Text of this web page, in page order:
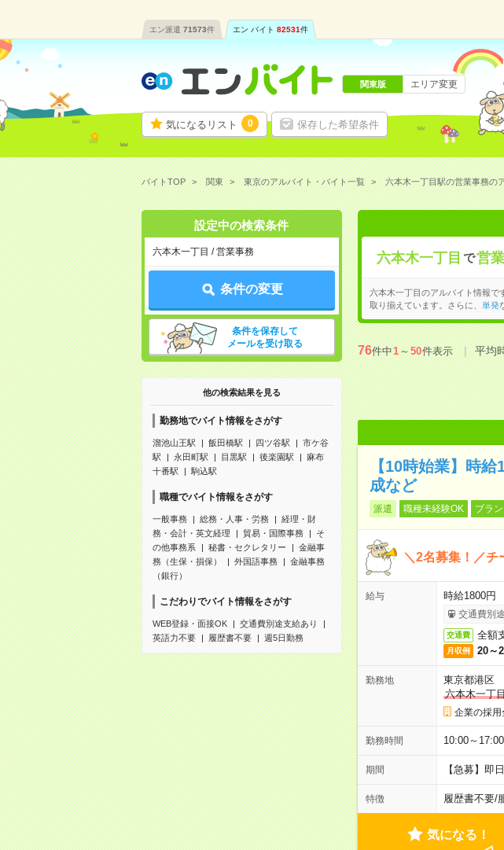
エン派遣 71573件 エン バイト 82531件
気になるリスト 0 保存した希望条件
関東版 エリア変更
バイトTOP 関東 東京のアルバイト・バイト一覧 六本木一丁目駅の営業事務の
設定中の検索条件
六本木一丁目 / 営業事務
条件の変更
条件を保存して
メールを受け取る
他の検索結果を見る
勤務地でバイト情報をさがす
溜池山王駅 飯田橋駅 四ツ谷駅
市ケ谷
駅
永田町駅 目黒駅 後楽園駅
麻布
十番駅
駒込駅
職種でバイト情報をさがす
一般事務 総務・人事・労務
経理・財
務・会計・英文経理
貿易・国際事務
そ
の他事務系
秘書・セクレタリー
金融事
務（生保・損保）
外国語事務
金融事務
（銀行）
こだわりでバイト情報をさがす
WEB登録・面接OK
交通費別途支給あり
英語力不要
履歴書不要 週5日勤務
六本木一丁目 で営
六本木一丁目のアルバイト情報で
取り揃えています。さらに、
単発
76件中1～50件表示 平均
【10時始業】時
成など
派遣 職種未経験OK ブラ
＼2名募集！／チ
給与 時給1800円
交通費別
交通費 全額
月収例 20～
勤務地
東京都港区
六本木一丁
企業の採
勤務時間 10:00～
期間 【急募】
特徴 履歴書不要/
気になる！